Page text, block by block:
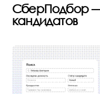
СберПодбор —
кандидатов